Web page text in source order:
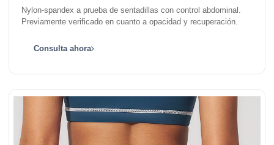
Nylon-spandex a prueba de sentadillas con control abdominal.
Previamente verificado en cuanto a opacidad y recuperación.
Consulta ahora